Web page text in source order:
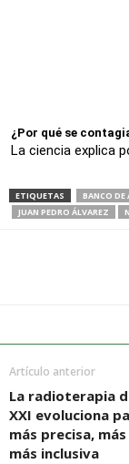
¿Por qué se
La ciencia explica
ETIQUETAS BANCO DE
JUAN PEDRO ÁLVAREZ
Artículo anterior
La radioterapia
XXI evoluciona
más precisa,
más inclusiva